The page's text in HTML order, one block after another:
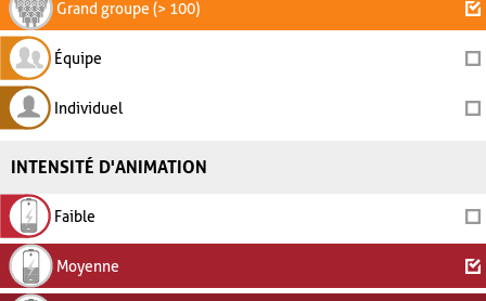
Grand groupe (> 100)
Équipe
Individuel
INTENSITÉ D'ANIMATION
Faible
Moyenne